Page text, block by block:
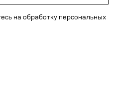
на обработку персональных